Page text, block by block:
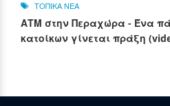
ΤΟΠΙΚΑ ΝΕΑ
ΑΤΜ στην Περαχώρα - Ένα
κατοίκων γίνεται πράξη